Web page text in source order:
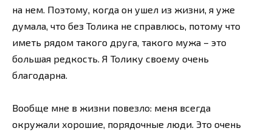
на нем. Поэтому, когда он ушел из жизни, я уже
думала, что без Толика не справлюсь, потому что
иметь рядом такого друга, такого мужа – это
большая редкость. Я Толику своему очень
благодарна.
Вообще мне в жизни повезло: меня всегда
окружали хорошие, порядочные люди. Это очень